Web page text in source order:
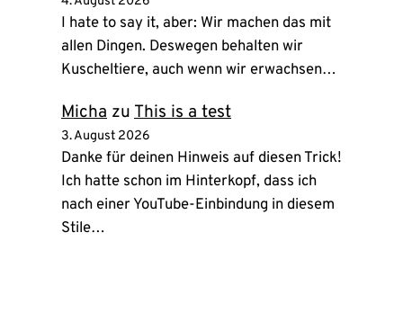
I hate to say it, aber: Wir machen das mit
allen Dingen. Deswegen behalten wir
Kuscheltiere, auch wenn wir erwachsen…
Micha zu This is a test
3. August 2026
Danke für deinen Hinweis auf diesen Trick!
Ich hatte schon im Hinterkopf, dass ich
nach einer YouTube-Einbindung in diesem
Stile…